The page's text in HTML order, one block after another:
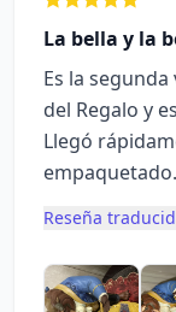
La bella y la
Es la
del Regalo y
Llegó
empaquetado.
Reseña